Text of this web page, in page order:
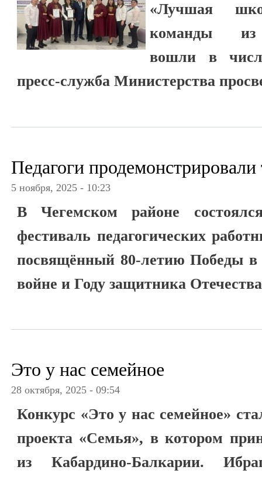
«Лучшая
команды из
вошли в
пресс-служба Министерства
Педагоги продемонстрировали
5 ноября, 2025 - 10:23
В Чегемском районе
фестиваль педагогических
посвящённый 80-летию Победы в
войне и Году защитника
Это у нас семейное
28 октября, 2025 - 09:54
Конкурс «Это у нас семейное»
проекта «Семья», в котором
из Кабардино-Балкарии.